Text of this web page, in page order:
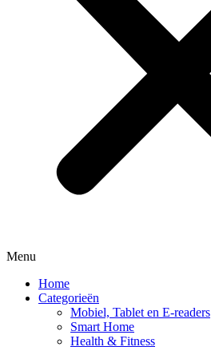
Menu
Home
Categorieën
Mobiel, Tablet en E-readers
Smart Home
Health & Fitness